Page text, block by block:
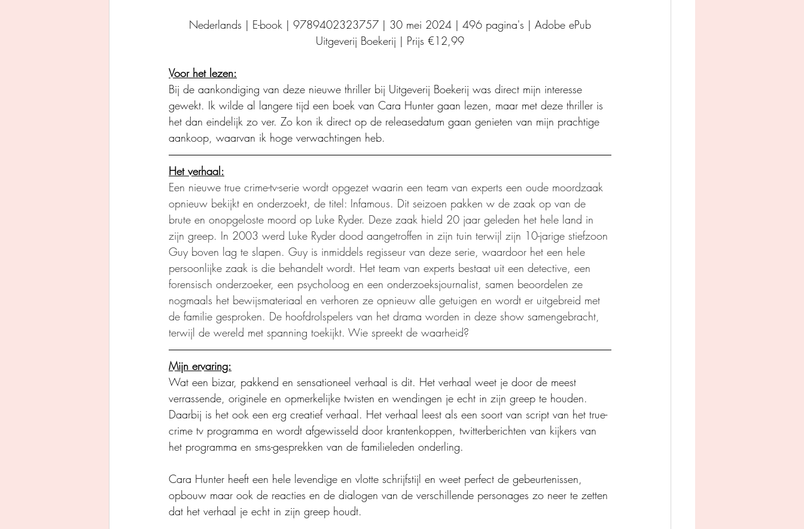
Nederlands | E-book | 9789402323757 | 30 mei 2024 | 496 pagina's | Adobe ePub
Uitgeverij Boekerij | Prijs €12,99
Voor het lezen:
Bij de aankondiging van deze nieuwe thriller bij Uitgeverij Boekerij was direct mijn interesse
gewekt. Ik wilde al langere tijd een boek van Cara Hunter gaan lezen, maar met deze thriller is
het dan eindelijk zo ver. Zo kon ik direct op de releasedatum gaan genieten van mijn prachtige
aankoop, waarvan ik hoge verwachtingen heb.
Het verhaal:
Een nieuwe true crime-tv-serie wordt opgezet waarin een team van experts een oude moordzaak
opnieuw bekijkt en onderzoekt, de titel: Infamous. Dit seizoen pakken w de zaak op van de
brute en onopgeloste moord op Luke Ryder. Deze zaak hield 20 jaar geleden het hele land in
zijn greep. In 2003 werd Luke Ryder dood aangetroffen in zijn tuin terwijl zijn 10-jarige stiefzoon
Guy boven lag te slapen. Guy is inmiddels regisseur van deze serie, waardoor het een hele
persoonlijke zaak is die behandelt wordt. Het team van experts bestaat uit een detective, een
forensisch onderzoeker, een psycholoog en een onderzoeksjournalist, samen beoordelen ze
nogmaals het bewijsmateriaal en verhoren ze opnieuw alle getuigen en wordt er uitgebreid met
de familie gesproken. De hoofdrolspelers van het drama worden in deze show samengebracht,
terwijl de wereld met spanning toekijkt. Wie spreekt de waarheid?
Mijn ervaring:
Wat een bizar, pakkend en sensationeel verhaal is dit. Het verhaal weet je door de meest
verrassende, originele en opmerkelijke twisten en wendingen je echt in zijn greep te houden.
Daarbij is het ook een erg creatief verhaal. Het verhaal leest als een soort van script van het true-
crime tv programma en wordt afgewisseld door krantenkoppen, twitterberichten van kijkers van
het programma en sms-gesprekken van de familieleden onderling.
Cara Hunter heeft een hele levendige en vlotte schrijfstijl en weet perfect de gebeurtenissen,
opbouw maar ook de reacties en de dialogen van de verschillende personages zo neer te zetten
dat het verhaal je echt in zijn greep houdt.